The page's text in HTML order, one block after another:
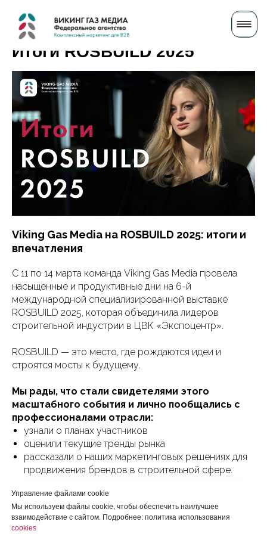
Управление файлами cookie
Мы используем файлы cookie, чтобы обеспечить наилучшее
взаимодействие с сайтом. Подробнее: политика использования
cookies
Итоги ROSBUILD 2025
Viking Gas Media на ROSBUILD 2025: итоги и
впечатления
С 11 по 14 марта команда Viking Gas Media провела
насыщенные и продуктивные дни на 6-й
международной специализированной выставке
ROSBUILD 2025, которая объединила лидеров
строительной индустрии в ЦВК «Экспоцентр».
ROSBUILD — это место, где рождаются идеи и
строятся мосты к будущему.
Мы рады, что стали свидетелями этого
масштабного события и лично пообщались с
профессионалами отрасли:
узнали о планах участников
оценили текущие тренды рынка
рассказали о наших маркетинговых решениях для
продвижения брендов в строительной сфере.
До встречи на следующих мероприятиях!
#новости